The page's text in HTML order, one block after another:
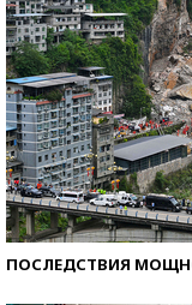
ПОСЛЕДСТВИЯ